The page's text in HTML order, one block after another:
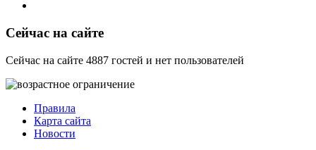
Сейчас на сайте
Сейчас на сайте 4887 гостей и нет пользователей
Правила
Карта сайта
Новости